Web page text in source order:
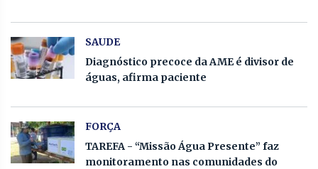
SAUDE
Diagnóstico precoce da AME é divisor de
águas, afirma paciente
FORÇA
TAREFA - “Missão Água Presente” faz
monitoramento nas comunidades do